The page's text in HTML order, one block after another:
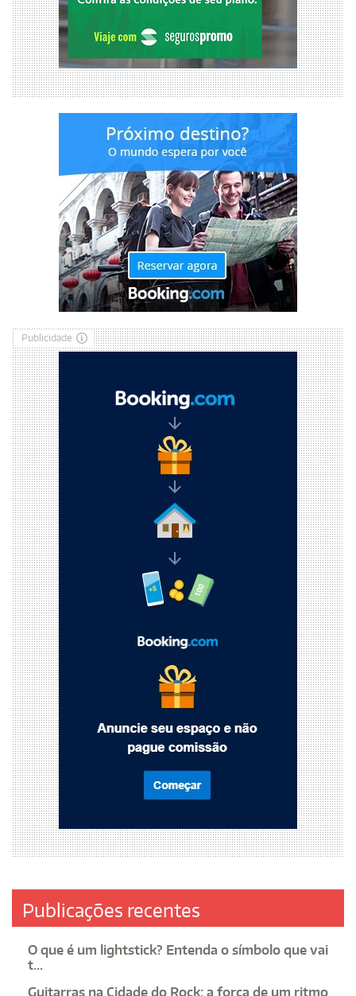
Publicidade
Publicações recentes
O que é um lightstick? Entenda o símbolo que vai
t...
Guitarras na Cidade do Rock: a força de um ritmo